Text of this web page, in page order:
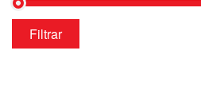
Precio
mínimo
Precio
máximo
Filtrar